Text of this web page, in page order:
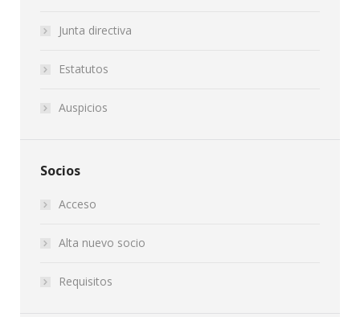
Junta directiva
Estatutos
Auspicios
Socios
Acceso
Alta nuevo socio
Requisitos